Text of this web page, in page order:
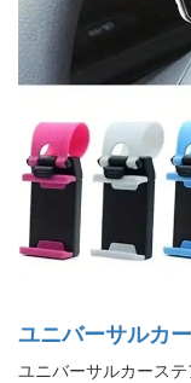
ユニバーサルカ
ー
ユニバーサルカース